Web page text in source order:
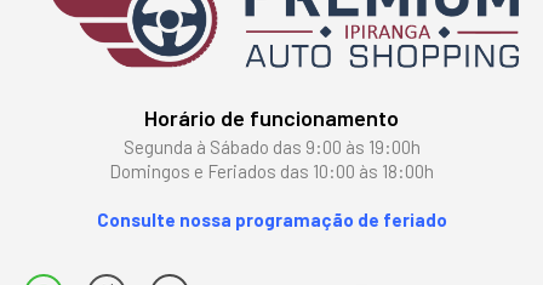
Horário de funcionamento
Segunda à Sábado das 9:00 às 19:00h
Domingos e Feriados das 10:00 às 18:00h
Consulte nossa programação de feriado